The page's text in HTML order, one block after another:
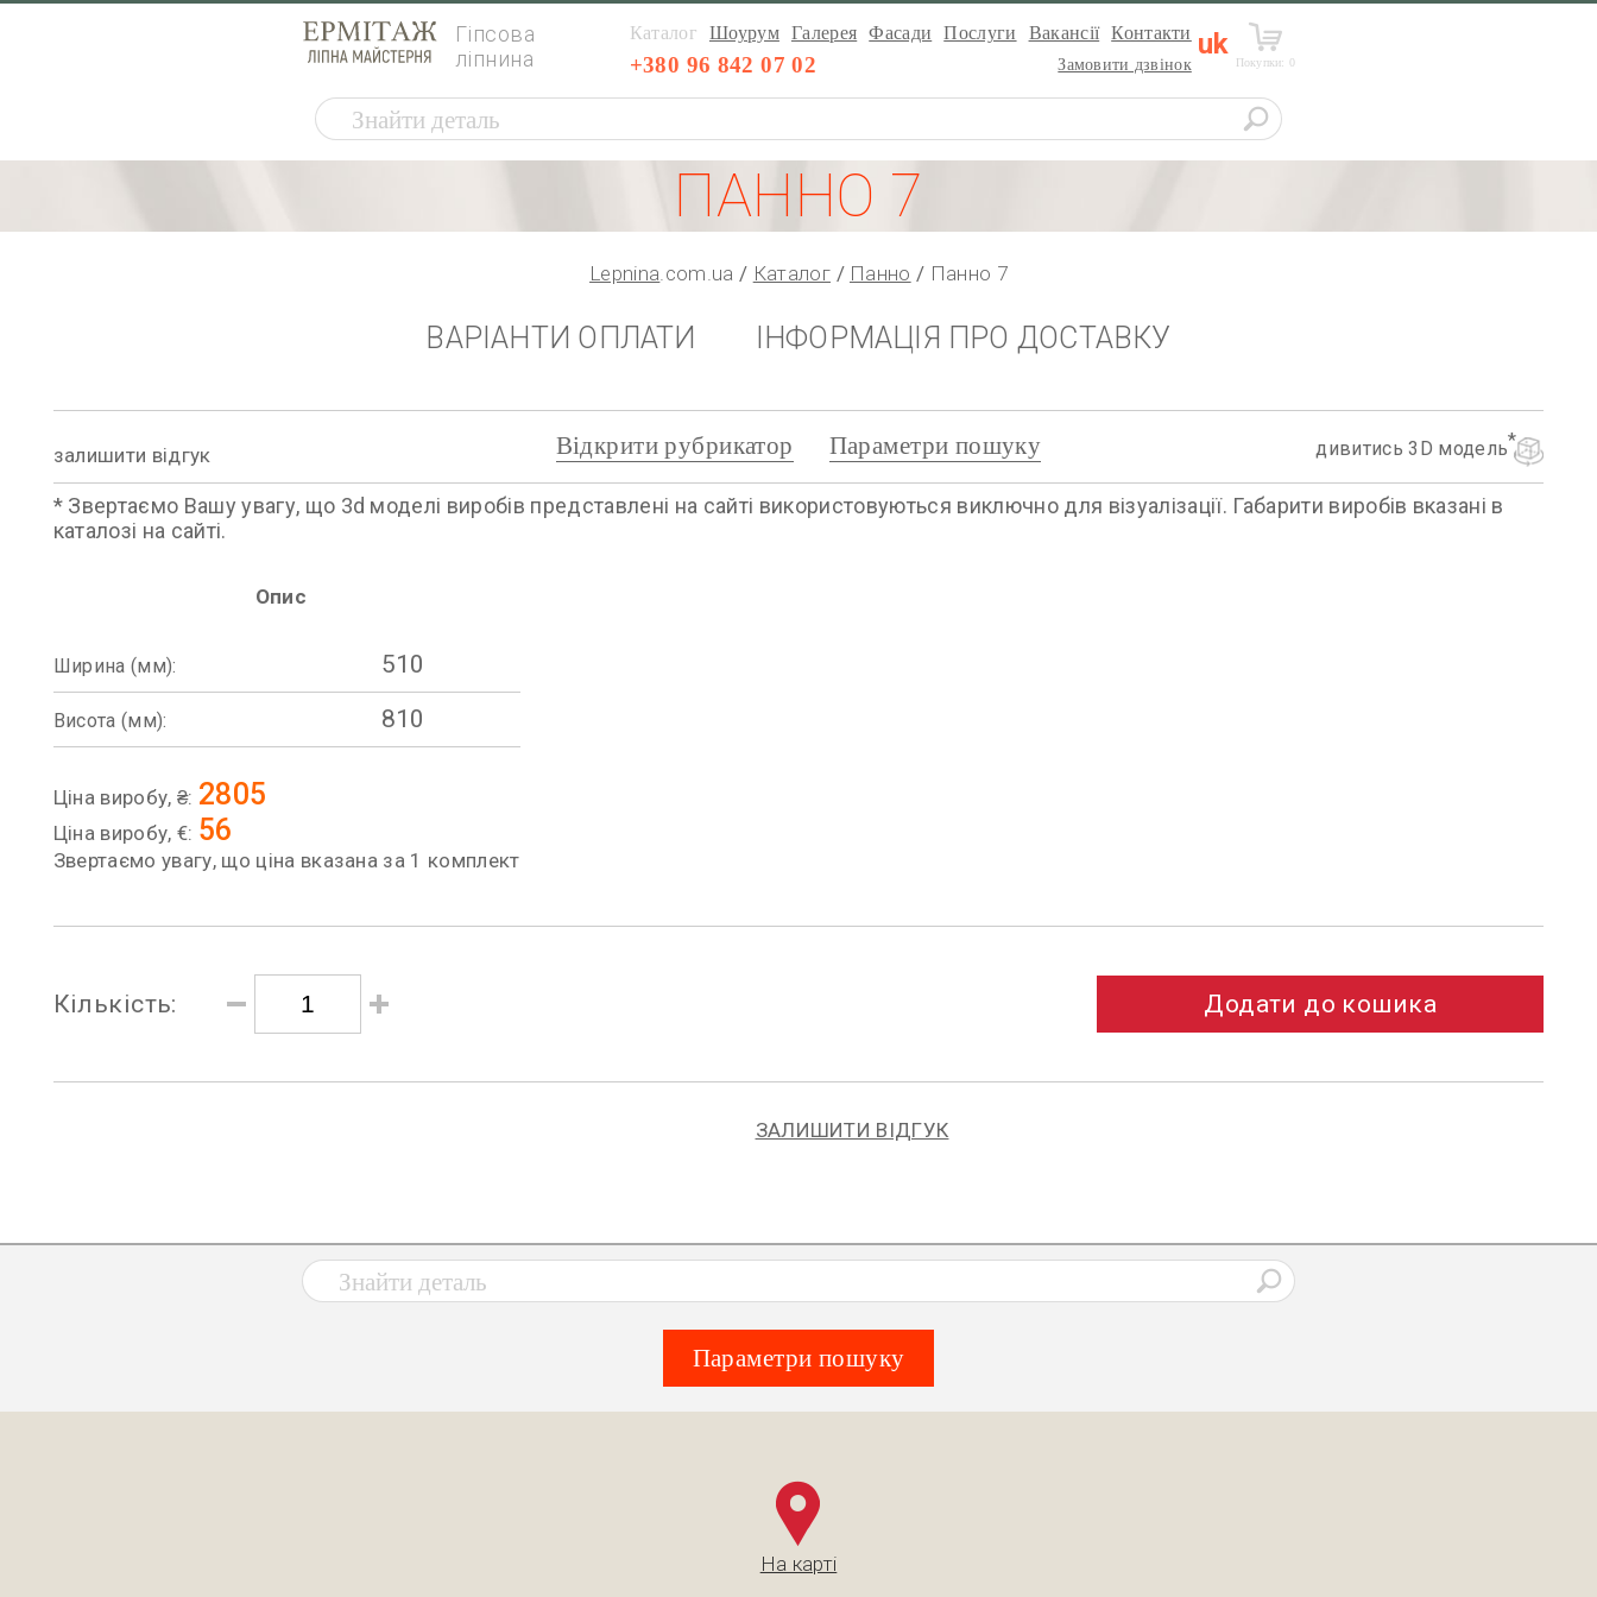
Гіпсова
ліпнина
Каталог Шоурум Галерея Фасади Послуги Вакансії Контакти
+380 96 842 07 02 Замовити дзвінок
uk
Покупки: 0
ПАННО 7
Lepnina.com.ua Каталог Панно Панно 7
ВАРІАНТИ ОПЛАТИ ІНФОРМАЦІЯ ПРО ДОСТАВКУ
залишити відгук дивитись 3D модель
Відкрити рубрикатор Параметри пошуку
* Звертаємо Вашу увагу, що 3d моделі виробів представлені на сайті використовуються виключно для візуалізації. Габарити виробів вказані в
каталозі на сайті.
Опис
Ширина (мм): 510
Висота (мм): 810
Ціна виробу, ₴: 2805
Ціна виробу, €: 56
Звертаємо увагу, що ціна вказана за 1 комплект
Кількість: Додати до кошика
ЗАЛИШИТИ ВІДГУК
Параметри пошуку
На карті